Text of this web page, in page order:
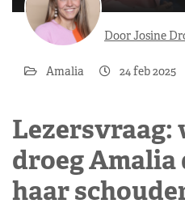
Door Josine
Amalia 24 feb 2025
Lezersvraag:
droeg Amalia
haar